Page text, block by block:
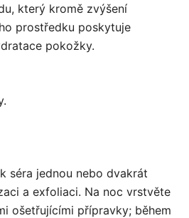
který kromě zvýšení
prostředku poskytuje
pokožky.
séra jednou nebo dvakrát
a exfoliaci. Na noc vrstvěte
ošetřujícími přípravky; během